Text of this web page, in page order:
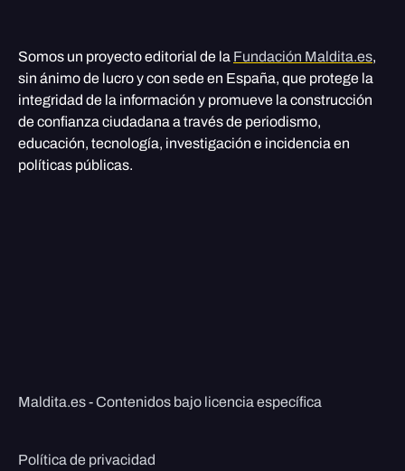
Somos un proyecto editorial de la Fundación Maldita.es,
sin ánimo de lucro y con sede en España, que protege la
integridad de la información y promueve la construcción
de confianza ciudadana a través de periodismo,
educación, tecnología, investigación e incidencia en
políticas públicas.
Maldita.es - Contenidos bajo licencia específica
Política de privacidad